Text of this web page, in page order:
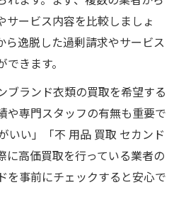
サービス内容を比較しましょ
ら逸脱した過剰請求やサービス
きます。
ブランド衣類の買取を希望する
や専門スタッフの有無も重要で
いい」「不 用品 買取 セカンド
に高価買取を行っている業者の
を事前にチェックすると安心で